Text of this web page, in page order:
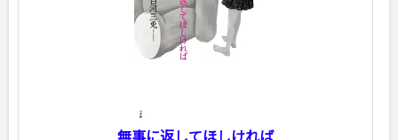
無事に返してほしければ